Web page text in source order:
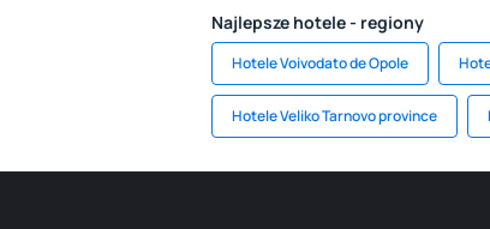
Najlepsze hotele - regiony
Hotele Voivodato de Opole
Hotele Veliko Tarnovo province